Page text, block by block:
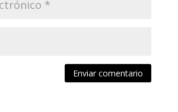
Enviar comentario